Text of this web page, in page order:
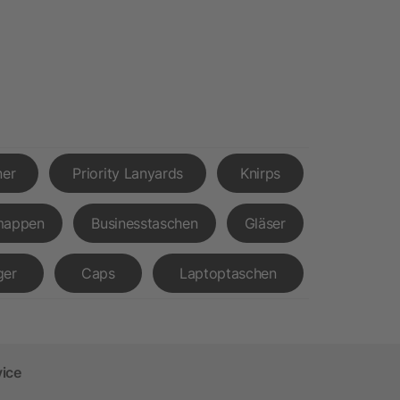
Priority Lanyards Knirps
Businesstaschen Gläser
Caps Laptoptaschen